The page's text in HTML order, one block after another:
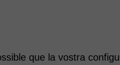
que la vostra